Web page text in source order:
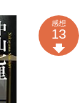
感想
13